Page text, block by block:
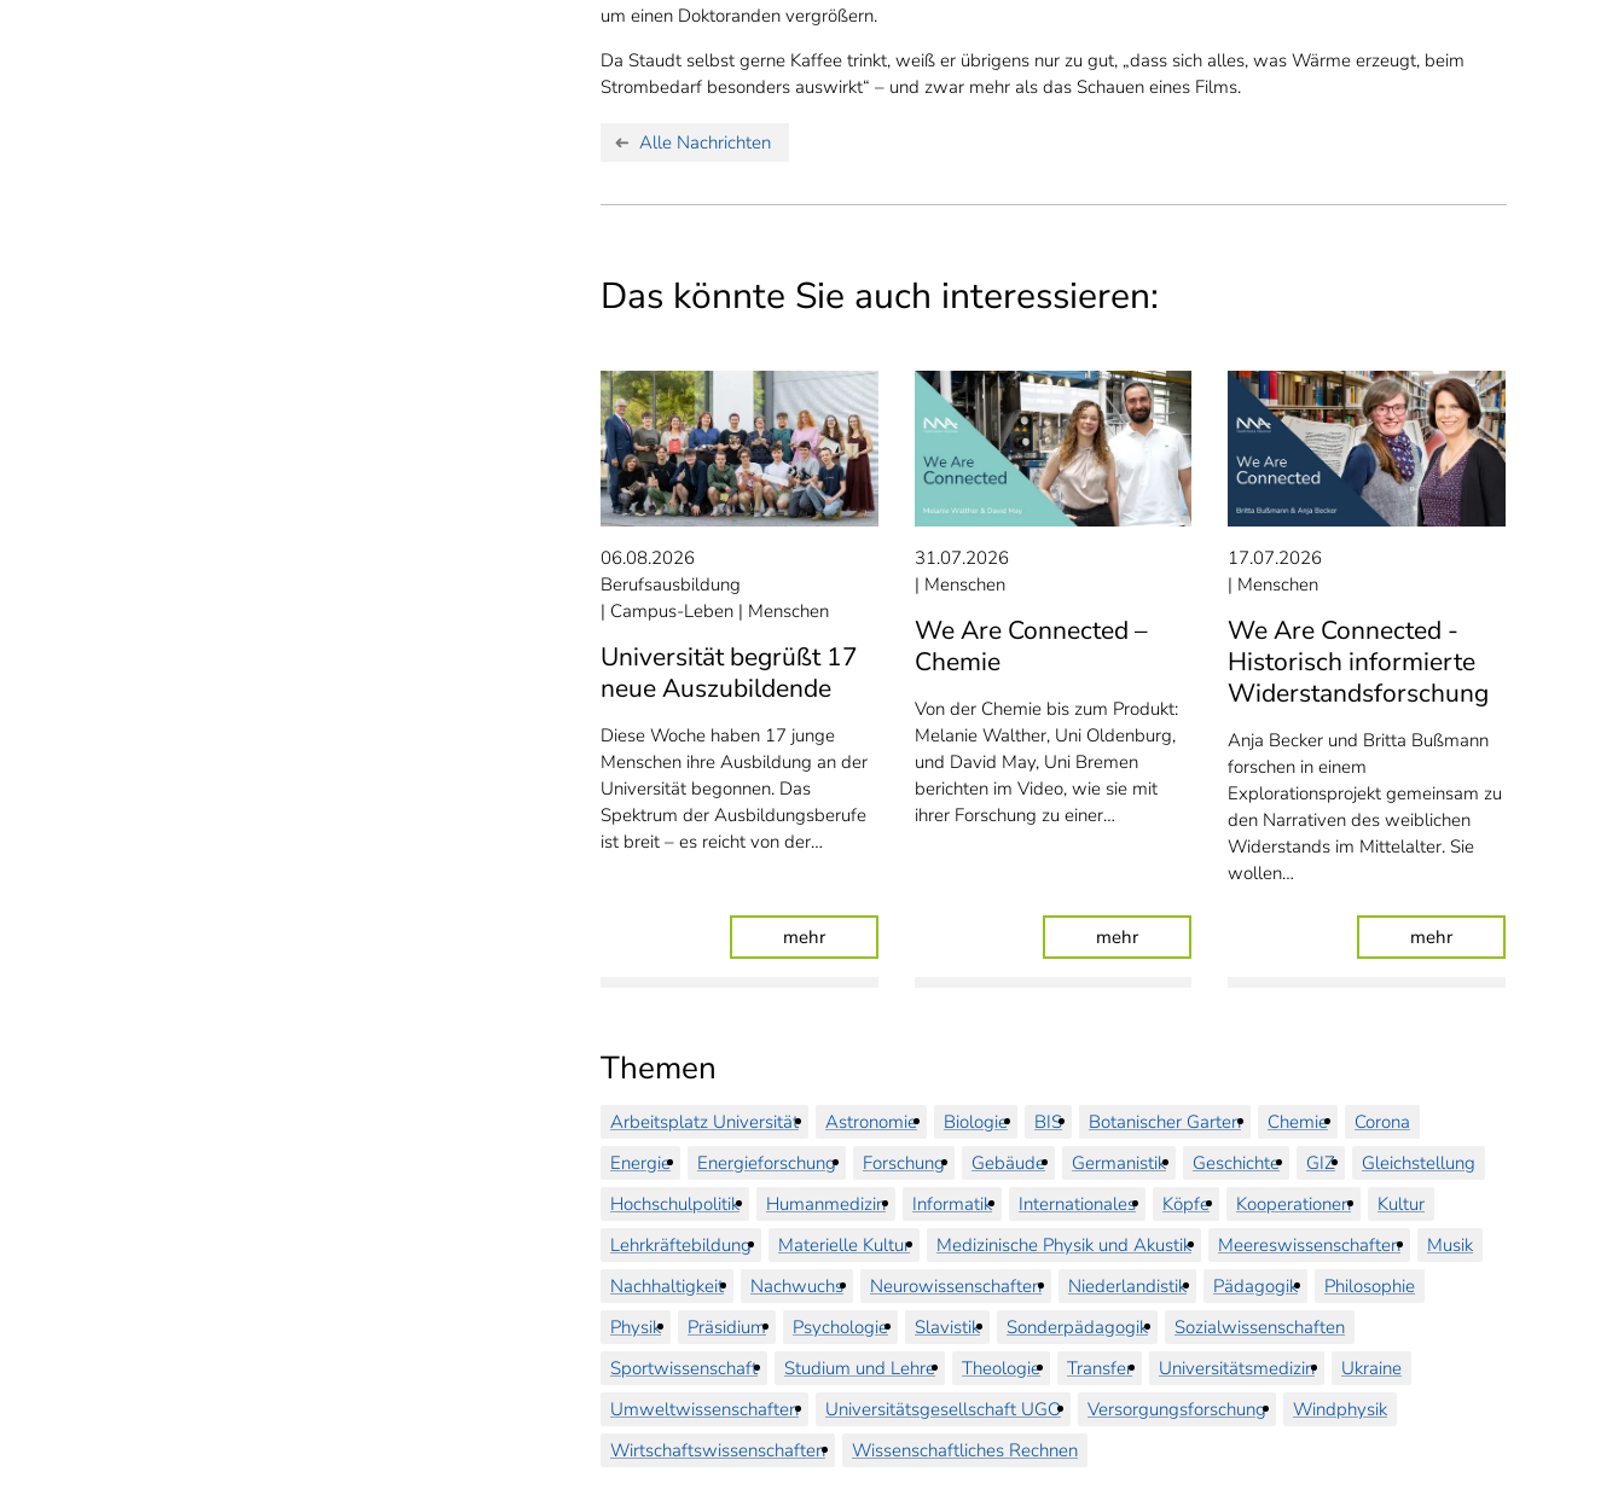
um einen Doktoranden vergrößern.
Da Staudt selbst gerne Kaffee trinkt, weiß er übrigens nur zu gut, „dass sich alles, was Wärme erzeugt, beim
Strombedarf besonders auswirkt“ – und zwar mehr als das Schauen eines Films.
Alle Nachrichten
Das könnte Sie auch interessieren:
06.08.2026
Berufsausbildung
Campus-Leben
Menschen
Universität begrüßt 17
neue Auszubildende
Diese Woche haben 17 junge
Menschen ihre Ausbildung an der
Universität begonnen. Das
Spektrum der Ausbildungsberufe
ist breit – es reicht von der…
mehr: Universität begrüßt 17 neue Auszubildende
31.07.2026
Menschen
We Are Connected –
Chemie
Von der Chemie bis zum Produkt:
Melanie Walther, Uni Oldenburg,
und David May, Uni Bremen
berichten im Video, wie sie mit
ihrer Forschung zu einer…
mehr: We Are Connected – Chemie
17.07.2026
Menschen
We Are Connected -
Historisch informierte
Widerstandsforschung
Anja Becker und Britta Bußmann
forschen in einem
Explorationsprojekt gemeinsam zu
den Narrativen des weiblichen
Widerstands im Mittelalter. Sie
wollen…
mehr: We Are
Themen
Arbeitsplatz Universität Astronomie Biologie BIS Botanischer Garten Chemie
Corona
Energie
Energieforschung Forschung Gebäude Germanistik Geschichte GIZ
Gleichstellung
Hochschulpolitik
Humanmedizin Informatik Internationales Köpfe Kooperationen
Kultur
Lehrkräftebildung
Materielle Kultur Medizinische Physik und Akustik Meereswissenschaften
Musik
Nachhaltigkeit
Nachwuchs Neurowissenschaften Niederlandistik Pädagogik
Philosophie
Physik
Präsidium Psychologie Slavistik Sonderpädagogik
Sozialwissenschaften
Sportwissenschaft
Studium und Lehre Theologie Transfer Universitätsmedizin
Ukraine
Umweltwissenschaften
Universitätsgesellschaft UGO Versorgungsforschung
Windphysik
Wirtschaftswissenschaften
Wissenschaftliches Rechnen